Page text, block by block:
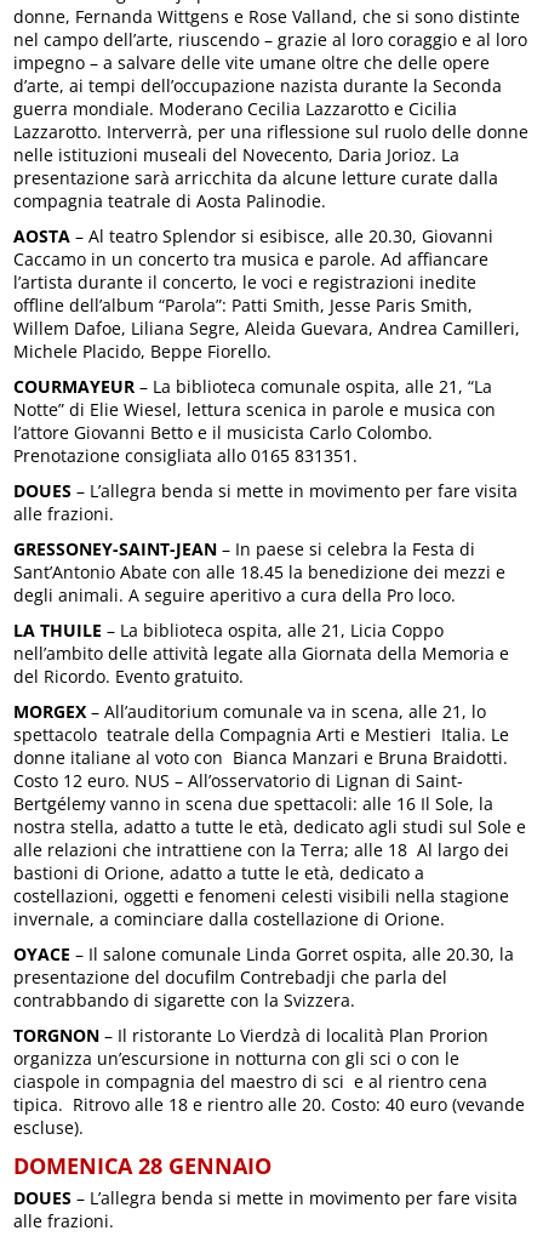
donne, Fernanda Wittgens e Rose Valland, che si sono distinte
nel campo dell’arte, riuscendo – grazie al loro coraggio e al loro
impegno – a salvare delle vite umane oltre che delle opere
d’arte, ai tempi dell’occupazione nazista durante la Seconda
guerra mondiale. Moderano Cecilia Lazzarotto e Cicilia
Lazzarotto. Interverrà, per una riflessione sul ruolo delle donne
nelle istituzioni museali del Novecento, Daria Jorioz. La
presentazione sarà arricchita da alcune letture curate dalla
compagnia teatrale di Aosta Palinodie.
AOSTA – Al teatro Splendor si esibisce, alle 20.30, Giovanni
Caccamo in un concerto tra musica e parole. Ad affiancare
l’artista durante il concerto, le voci e registrazioni inedite
offline dell’album “Parola”: Patti Smith, Jesse Paris Smith,
Willem Dafoe, Liliana Segre, Aleida Guevara, Andrea Camilleri,
Michele Placido, Beppe Fiorello.
COURMAYEUR – La biblioteca comunale ospita, alle 21, “La
Notte” di Elie Wiesel, lettura scenica in parole e musica con
l’attore Giovanni Betto e il musicista Carlo Colombo.
Prenotazione consigliata allo 0165 831351.
DOUES – L’allegra benda si mette in movimento per fare visita
alle frazioni.
GRESSONEY-SAINT-JEAN – In paese si celebra la Festa di
Sant’Antonio Abate con alle 18.45 la benedizione dei mezzi e
degli animali. A seguire aperitivo a cura della Pro loco.
LA THUILE – La biblioteca ospita, alle 21, Licia Coppo
nell’ambito delle attività legate alla Giornata della Memoria e
del Ricordo. Evento gratuito.
MORGEX – All’auditorium comunale va in scena, alle 21, lo
spettacolo teatrale della Compagnia Arti e Mestieri Italia. Le
donne italiane al voto con Bianca Manzari e Bruna Braidotti.
Costo 12 euro. NUS – All’osservatorio di Lignan di Saint-
Bertgélemy vanno in scena due spettacoli: alle 16 Il Sole, la
nostra stella, adatto a tutte le età, dedicato agli studi sul Sole e
alle relazioni che intrattiene con la Terra; alle 18 Al largo dei
bastioni di Orione, adatto a tutte le età, dedicato a
costellazioni, oggetti e fenomeni celesti visibili nella stagione
invernale, a cominciare dalla costellazione di Orione.
OYACE – Il salone comunale Linda Gorret ospita, alle 20.30, la
presentazione del docufilm Contrebadji che parla del
contrabbando di sigarette con la Svizzera.
TORGNON – Il ristorante Lo Vierdzà di località Plan Prorion
organizza un’escursione in notturna con gli sci o con le
ciaspole in compagnia del maestro di sci e al rientro cena
tipica. Ritrovo alle 18 e rientro alle 20. Costo: 40 euro (vevande
escluse).
DOMENICA 28 GENNAIO
DOUES – L’allegra benda si mette in movimento per fare visita
alle frazioni.